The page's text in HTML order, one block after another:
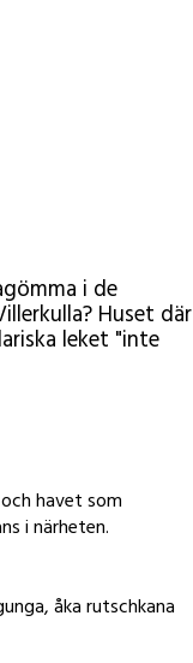
i de
Huset där
leket "inte
havet som
i närheten.
åka rutschkana